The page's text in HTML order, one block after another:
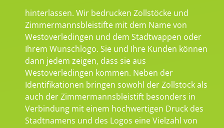
hinterlassen. Wir bedrucken Zollstöcke und
Zimmermannsbleistifte mit dem Name von
Westoverledingen und dem Stadtwappen oder
Ihrem Wunschlogo. Sie und Ihre Kunden können
dann jedem zeigen, dass sie aus
Westoverledingen kommen. Neben der
Identifikationen bringen sowohl der Zollstock als
auch der Zimmermannsbleistift besonders in
Verbindung mit einem hochwertigen Druck des
Stadtnamens und des Logos eine Vielzahl von